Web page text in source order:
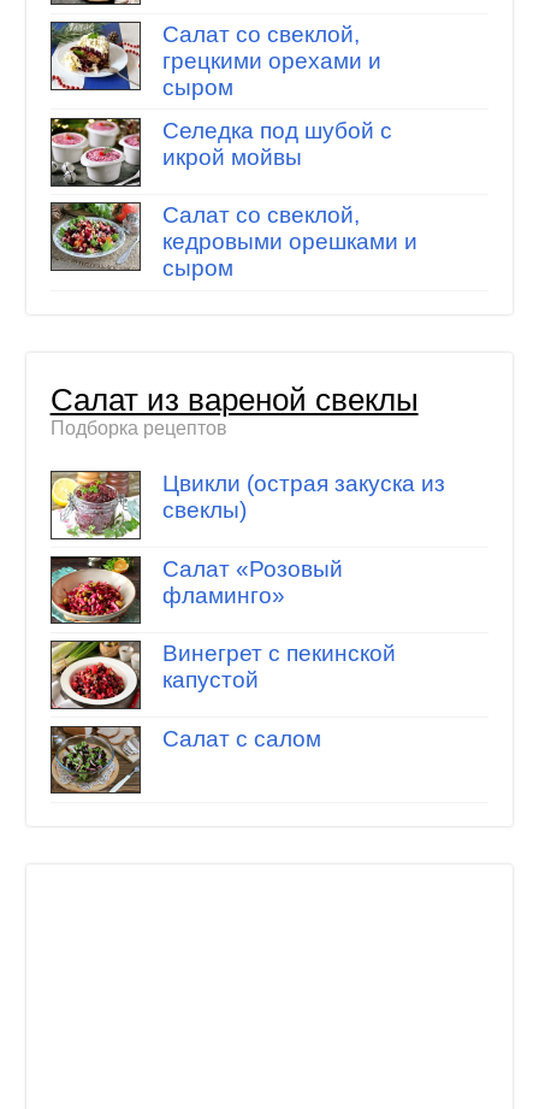
Салат со свеклой,
грецкими орехами и
сыром
Селедка под шубой с
икрой мойвы
Салат со свеклой,
кедровыми орешками и
сыром
Салат из вареной свеклы
Подборка рецептов
Цвикли (острая закуска из
свеклы)
Салат «Розовый
фламинго»
Винегрет с пекинской
капустой
Салат с салом